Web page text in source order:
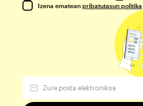
Izena ematean pribatutasun politika